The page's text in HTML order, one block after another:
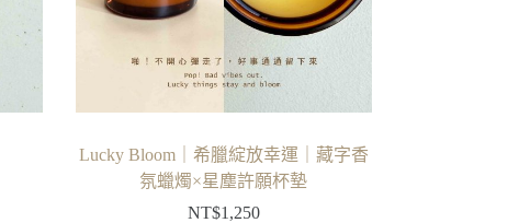
產
頁
面
選
選
項
Lucky Bloom｜希臘綻放幸運｜藏字香
氛蠟燭×星塵許願杯墊
NT$1,250